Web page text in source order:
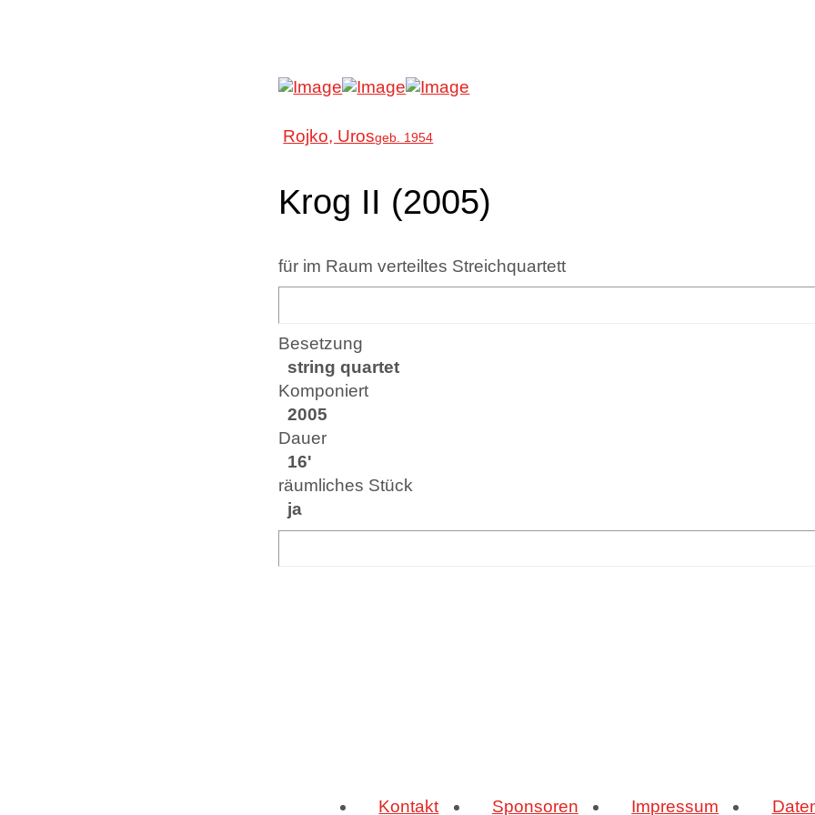
Rojko, Urosgeb. 1954
Krog II (2005)
für im Raum verteiltes Streichquartett
Besetzung
string quartet
Komponiert
2005
Dauer
16'
räumliches Stück
ja
Kontakt Sponsoren Impressum